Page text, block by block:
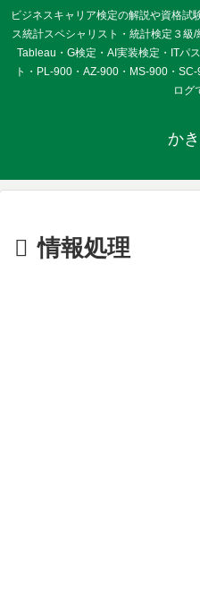
ビジネスキャリア検定の解説や資格試
ス統計スペシャリスト・統計検定３級
Tableau・G検定・AI実装検定・ITパ
ト・PL-900・AZ-900・MS-900・
ログ
か
情報処理